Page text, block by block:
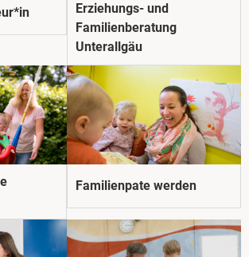
Erziehungs- und
Familienberatung
Unterallgäu
Familienpate werden